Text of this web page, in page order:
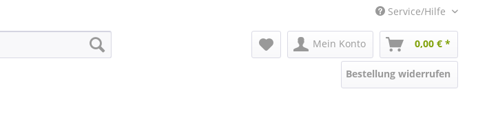
Service/Hilfe
Mein Konto 0,00 € *
Bestellung widerrufen